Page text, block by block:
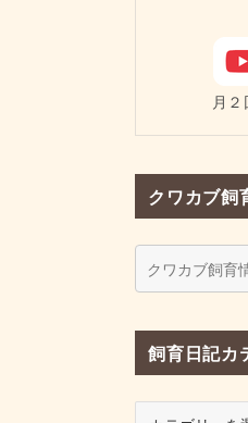
月
クワカブ飼
飼育日記カ